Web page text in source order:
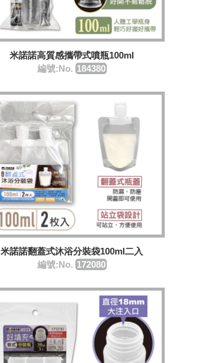
米諾諾高質感攜帶式噴瓶100ml
編號:No. 184380
米諾諾翻蓋式沐浴分裝袋100ml二入
編號:No. ​172080